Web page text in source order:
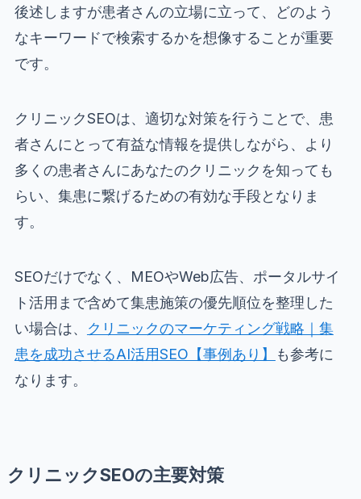
後述しますが患者さんの立場に立って、どのよう
なキーワードで検索するかを想像することが重要
です。
クリニックSEOは、適切な対策を行うことで、患
者さんにとって有益な情報を提供しながら、より
多くの患者さんにあなたのクリニックを知っても
らい、集患に繋げるための有効な手段となりま
す。
SEOだけでなく、MEOやWeb広告、ポータルサイ
ト活用まで含めて集患施策の優先順位を整理した
い場合は、 クリニックのマーケティング戦略｜集
患を成功させるAI活用SEO【事例あり】
も参考に
なります。
クリニックSEOの主要対策